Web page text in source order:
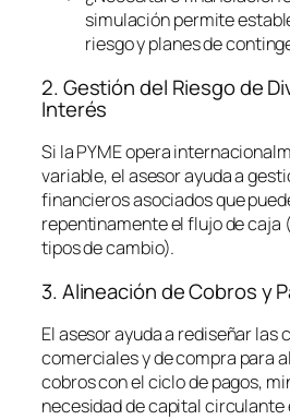
simulación permite
riesgo y planes de
2. Gestión del Riesgo de
Interés
Si la PYME opera
variable, el asesor ayuda a
financieros asociados que
repentinamente el flujo de caja
tipos de cambio).
3. Alineación de Cobros y
El asesor ayuda a rediseñar las
comerciales y de compra para
cobros con el ciclo de pagos,
necesidad de capital circulante